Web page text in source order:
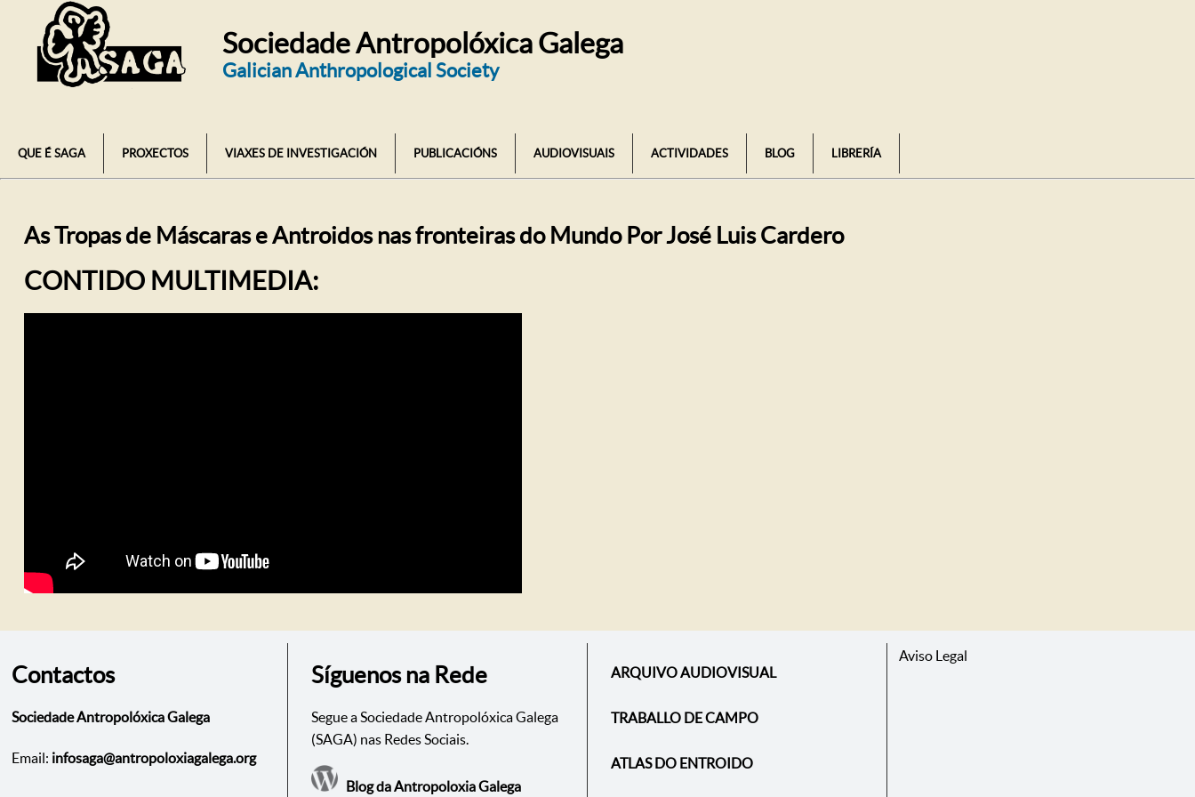
Sociedade Antropolóxica Galega
Galician Anthropological Society
QUE É SAGA PROXECTOS VIAXES DE INVESTIGACIÓN PUBLICACIÓNS AUDIOVISUAIS ACTIVIDADES BLOG LIBRERÍA
As Tropas de Máscaras e Antroidos nas fronteiras do Mundo Por José Luis Cardero
CONTIDO MULTIMEDIA:
Contactos
Sociedade Antropolóxica Galega
Email: infosaga@antropoloxiagalega.org
Síguenos na Rede
Segue a Sociedade Antropolóxica Galega
(SAGA) nas Redes Sociais.
Blog da Antropoloxia Galega
ARQUIVO AUDIOVISUAL
TRABALLO DE CAMPO
ATLAS DO ENTROIDO
Aviso Legal